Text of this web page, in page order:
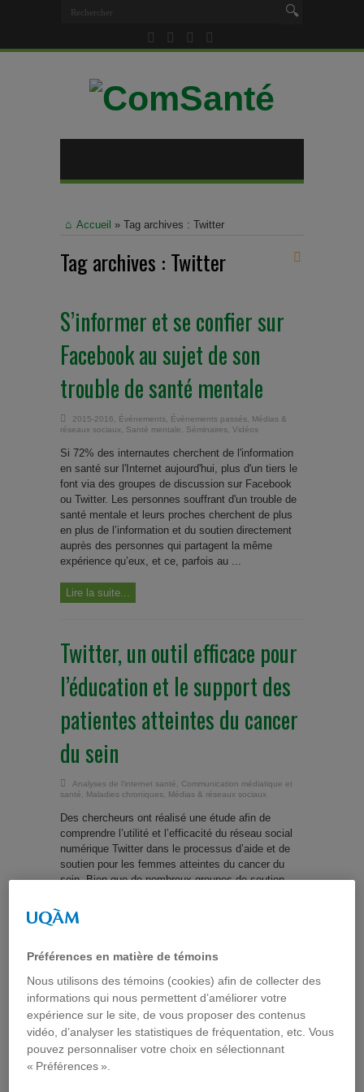
Accueil » Tag archives : Twitter
Tag archives : Twitter
S’informer et se confier sur
Facebook au sujet de son
trouble de santé mentale
2015-2016 Événements Évènements passés
Médias &
réseaux sociaux
Santé mentale Séminaires Vidéos
Si 72% des internautes cherchent de l'information
en santé sur l'Internet aujourd'hui, plus d'un tiers le
font via des groupes de discussion sur Facebook
ou Twitter. Les personnes souffrant d'un trouble de
santé mentale et leurs proches cherchent de plus
en plus de l’information et du soutien directement
auprès des personnes qui partagent la même
expérience qu’eux, et ce, parfois au ...
Lire la suite...
Twitter, un outil efficace pour
l’éducation et le support des
patientes atteintes du cancer
du sein
Analyses de l'internet santé
Communication médiatique et
santé
Maladies chroniques Médias & réseaux sociaux
Des chercheurs ont réalisé une étude afin de
comprendre l’utilité et l’efficacité du réseau social
numérique Twitter dans le processus d’aide et de
soutien pour les femmes atteintes du cancer du
sein. Bien que de nombreux groupes de soutien
du cancer du sein participent à ce type de groupe
(moments inopportuns, transport, garde d’enfants,
Analyser ce qui se dit sur
Twitter pour mieux
Préférences en matière de témoins
Nous utilisons des témoins (cookies) afin de collecter des
informations qui nous permettent d’améliorer votre
expérience sur le site, de vous proposer des contenus
vidéo, d’analyser les statistiques de fréquentation, etc. Vous
pouvez personnaliser votre choix en sélectionnant
« Préférences ».